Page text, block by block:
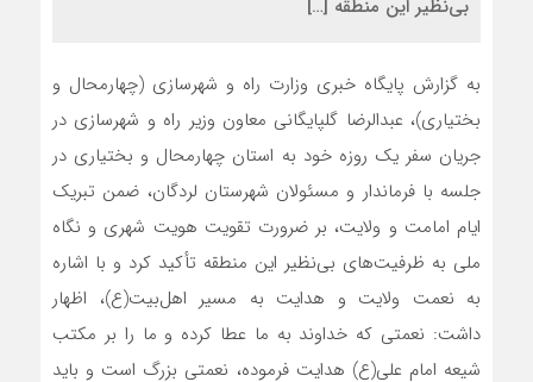
بی‌نظیر این منطقه […]
به گزارش پایگاه خبری وزارت راه و شهرسازی (چهارمحال و
بختیاری)، عبدالرضا گلپایگانی معاون وزیر راه و شهرسازی در
جریان سفر یک روزه خود به استان چهارمحال و بختیاری در
جلسه با فرماندار و مسئولان شهرستان لردگان، ضمن تبریک
ایام امامت و ولایت، بر ضرورت تقویت هویت شهری و نگاه
ملی به ظرفیت‌های بی‌نظیر این منطقه تأکید کرد و با اشاره
به نعمت ولایت و هدایت به مسیر اهل‌بیت(ع)، اظهار
داشت: نعمتی که خداوند به ما عطا کرده و ما را بر مکتب
شیعه امام علی(ع) هدایت فرموده، نعمتی بزرگ است و باید